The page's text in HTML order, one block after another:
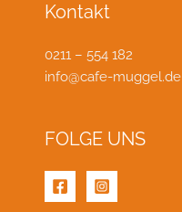
Kontakt
0211 – 554 182
info@cafe-muggel.de
FOLGE UNS